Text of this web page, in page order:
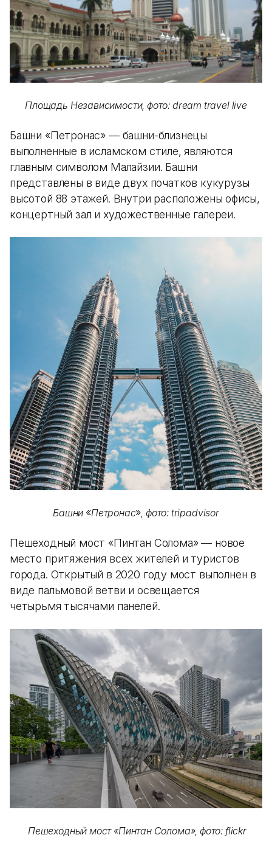
Площадь Независимости, фото: dream travel live
Башни «Петронас» — башни-близнецы
выполненные в исламском стиле, являются
главным символом Малайзии. Башни
представлены в виде двух початков кукурузы
высотой 88 этажей. Внутри расположены офисы,
концертный зал и художественные галереи.
Башни «Петронас», фото: tripadvisor
Пешеходный мост «Пинтан Солома» — новое
место притяжения всех жителей и туристов
города. Открытый в 2020 году мост выполнен в
виде пальмовой ветви и освещается
четырьмя тысячами панелей.
Пешеходный мост «Пинтан Солома», фото: flickr